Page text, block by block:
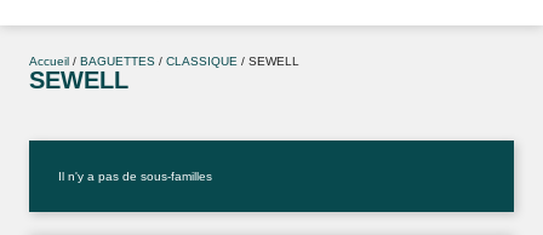
Accueil / BAGUETTES / CLASSIQUE / SEWELL
SEWELL